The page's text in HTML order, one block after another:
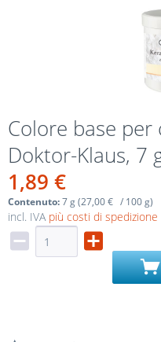
Colore base per
Doktor-Klaus, 7
1,89 €
Contenuto:7 g (27,00 € / 100 g)
incl. IVA più costi di spedizione